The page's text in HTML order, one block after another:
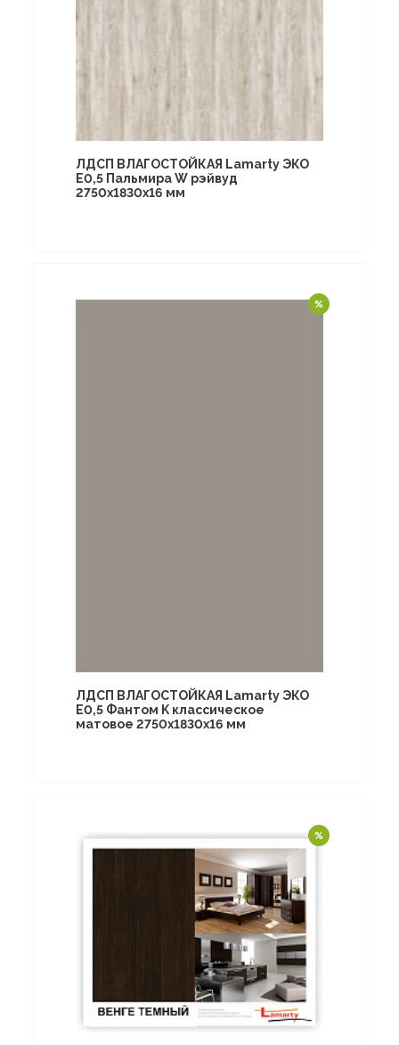
ЛДСП ВЛАГОСТОЙКАЯ Lamarty ЭКО
E0,5 Пальмира W рэйвуд
2750х1830х16 мм
ЛДСП ВЛАГОСТОЙКАЯ Lamarty ЭКО
E0,5 Фантом K классическое
матовое 2750х1830х16 мм